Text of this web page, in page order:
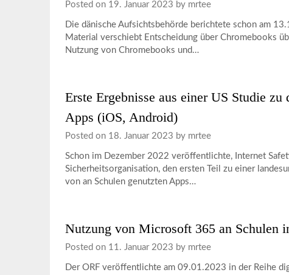
Posted on 19. Januar 2023 by mrtee
Die dänische Aufsichtsbehörde berichtete schon am
Material verschiebt Entscheidung über Chromebooks
Nutzung von Chromebooks und…
Erste Ergebnisse aus einer US Studie
Apps (iOS, Android)
Posted on 18. Januar 2023 by mrtee
Schon im Dezember 2022 veröffentlichte, Internet
Sicherheitsorganisation, den ersten Teil zu einer
von an Schulen genutzten Apps…
Nutzung von Microsoft 365 an Schulen
Posted on 11. Januar 2023 by mrtee
Der ORF veröffentlichte am 09.01.2023 in der Reihe